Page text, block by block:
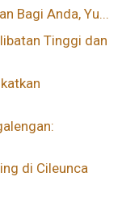
Bagi Anda, Yu...
Tinggi dan
di Cileunca